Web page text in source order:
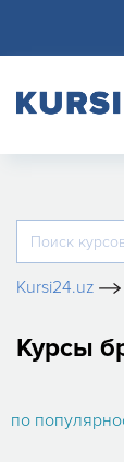
Kursi24.uz
Курсы
по